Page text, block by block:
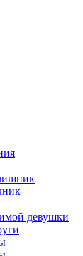
девушки